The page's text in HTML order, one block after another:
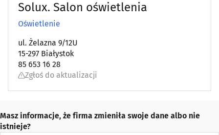
Solux. Salon oświetlenia
Oświetlenie
ul. Żelazna 9/12U
15-297 Białystok
85 653 16 28
Zgłoś do aktualizacji
Masz informacje, że firma zmieniła swoje dane albo nie
istnieje?